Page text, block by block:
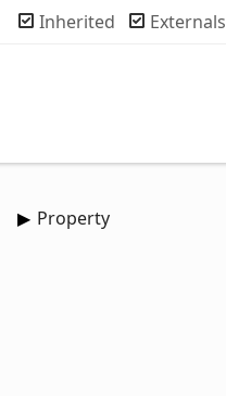
Inherited Externals
Property